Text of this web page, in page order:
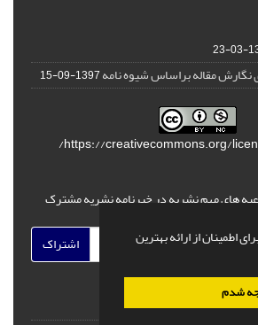
اطمینان از ارائه بهترین
شدم
نگارش مقاله براساس شیوه نامه1397-09-15
https://creativecommons.org/
های مهم نشریه در خبرنامه نشریه مشترک
اشتراک